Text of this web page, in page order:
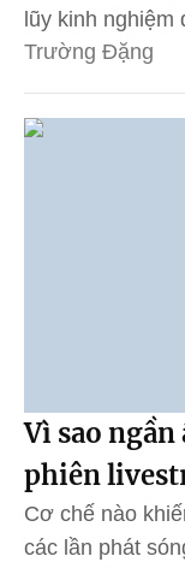
lũy kinh
Trường Đặng
Vì sao
phiên
Cơ chế nào
các lần phát